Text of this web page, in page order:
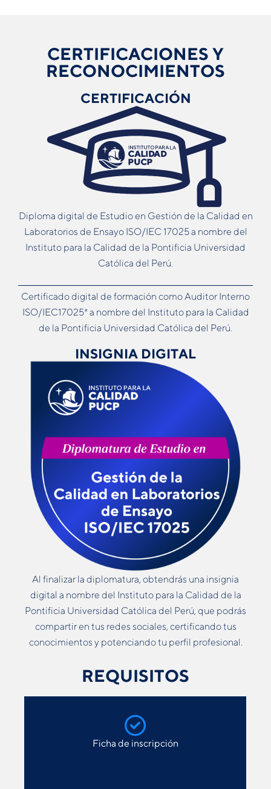
CERTIFICACIONES Y
RECONOCIMIENTOS
CERTIFICACIÓN
Diploma digital de Estudio en Gestión de la Calidad en
Laboratorios de Ensayo ISO/IEC 17025 a nombre del
Instituto para la Calidad de la Pontificia Universidad
Católica del Perú.
Certificado digital de formación como Auditor Interno
ISO/IEC17025* a nombre del Instituto para la Calidad
de la Pontificia Universidad Católica del Perú.
INSIGNIA DIGITAL
Al finalizar la diplomatura, obtendrás una insignia
digital a nombre del Instituto para la Calidad de la
Pontificia Universidad Católica del Perú, que podrás
compartir en tus redes sociales, certificando tus
conocimientos y potenciando tu perfil profesional.
REQUISITOS
Ficha de inscripción